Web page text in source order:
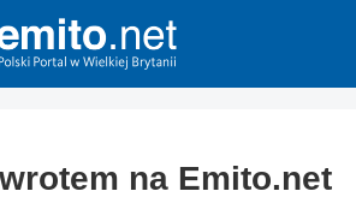
na Emito.net